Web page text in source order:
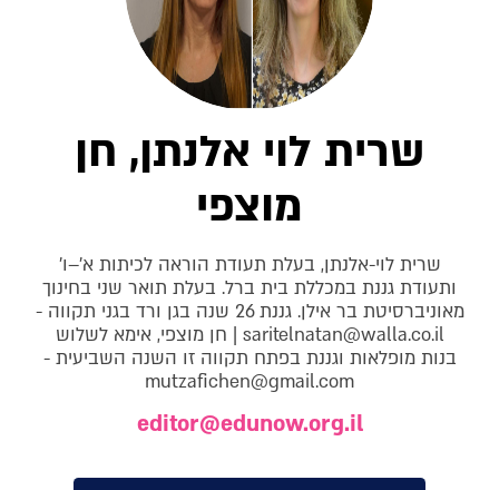
שרית לוי אלנתן, חן
מוצפי
שרית לוי-אלנתן, בעלת תעודת הוראה לכיתות א'–ו'
ותעודת גננת במכללת בית ברל. בעלת תואר שני בחינוך
מאוניברסיטת בר אילן. גננת 26 שנה בגן ורד בגני תקווה -
saritelnatan@walla.co.il ‏ | חן מוצפי, אימא לשלוש
בנות מופלאות וגננת בפתח תקווה זו השנה השביעית -
mutzafichen@gmail.com
editor@edunow.org.il